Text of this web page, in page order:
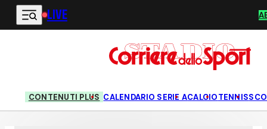
Vai al contenuto principale
LIVE
CONTENUTI PLUS CALENDARIO SERIE ACALCIOTENNIS